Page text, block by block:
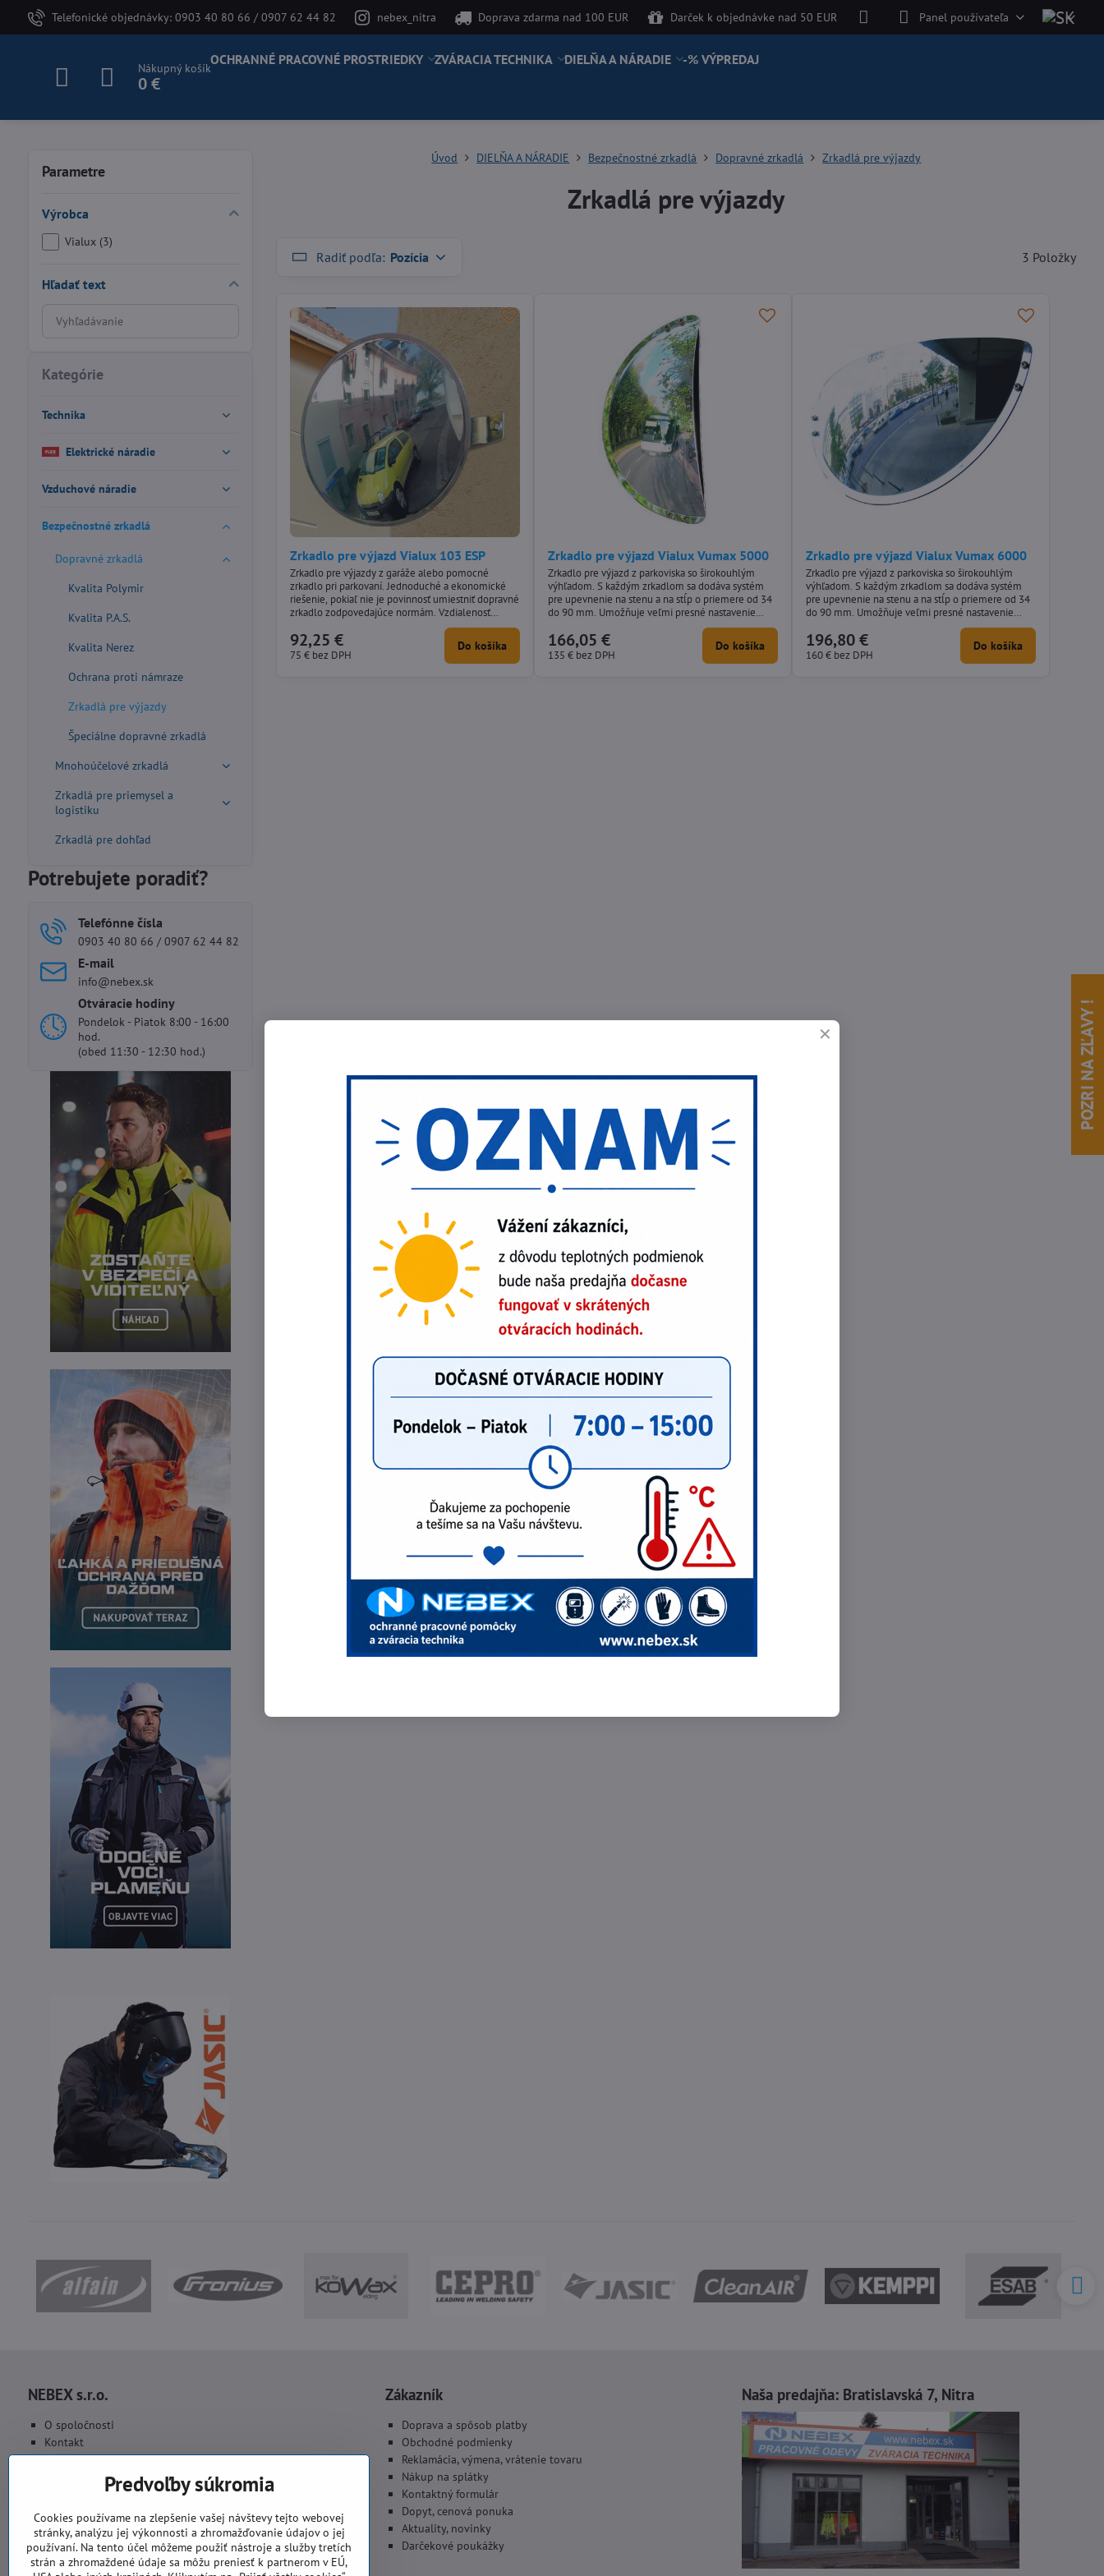
Telefonické objednávky: 0903 40 80 66 / 0907 62 44 82 nebex_nitra Doprava zdarma nad 100 EUR Darček k objednávke nad 50 EUR Panel používateľa
Nákupný košík
0 €
OCHRANNÉ PRACOVNÉ PROSTRIEDKY ZVÁRACIA TECHNIKA DIELŇA A NÁRADIE -% VÝPREDAJ
Úvod DIELŇA A NÁRADIE Bezpečnostné zrkadlá Dopravné zrkadlá Zrkadlá pre výjazdy
Zrkadlá pre výjazdy
Radiť podľa: Pozícia 3 Položky
Zrkadlo pre výjazd Vialux 103 ESP
Zrkadlo pre výjazdy z garáže alebo pomocné
zrkadlo pri parkovaní. Jednoduché a ekonomické
riešenie, pokiaľ nie je povinnosť umiestniť dopravné
zrkadlo zodpovedajúce normám. Vzdialenosť
medzi vodičom a zrkadlom bude približne 2 metre.
Zrkadlo je umiestnené pomocou guľového čapu
nastaviteľného do všetkých smerov. Je dodávané so
všetkými súčasťami pre pripevnenie na stenu alebo
92,25 €
75 € bez DPH
Do košíka
Zrkadlo pre výjazd Vialux Vumax 5000
Zrkadlo pre výjazd z parkoviska so širokouhlým
výhľadom. S každým zrkadlom sa dodáva systém
pre upevnenie na stenu a na stĺp o priemere od 34
do 90 mm. Umožňuje veľmi presné nastavenie
166,05 €
135 € bez DPH
Do košíka
Zrkadlo pre výjazd Vialux Vumax 6000
Zrkadlo pre výjazd z parkoviska so širokouhlým
výhľadom. S každým zrkadlom sa dodáva systém
pre upevnenie na stenu a na stĺp o priemere od 34
do 90 mm. Umožňuje veľmi presné nastavenie
196,80 €
160 € bez DPH
Do košíka
Parametre
Výrobca
Vialux (3)
Hľadať text
Prehľadať
výsledky
fulltextom
Potrebujete poradiť?
Telefónne čísla
0903 40 80 66 / 0907 62 44 82
E-mail
info@nebex.sk
Otváracie hodiny
Pondelok - Piatok 8:00 - 16:00
hod.
(obed 11:30 - 12:30 hod.)
Kategórie
Technika
Elektrické náradie
Vzduchové náradie
Bezpečnostné zrkadlá
Dopravné zrkadlá
Kvalita Polymir
Kvalita P.A.S.
Kvalita Nerez
Ochrana proti námraze
Zrkadlá pre výjazdy
Špeciálne dopravné zrkadlá
Mnohoúčelové zrkadlá
Zrkadlá pre priemysel a
logistiku
Zrkadlá pre dohľad
NEBEX s.r.o.
O spoločnosti
Kontakt
Fakturačné údaje
POZRI NA ZĽAVY !
Zákazník
Doprava a spôsob platby
Obchodné podmienky
Reklamácia, výmena, vrátenie tovaru
Nákup na splátky
Kontaktný formulár
Dopyt, cenová ponuka
Aktuality, novinky
Darčekové poukážky
Naša predajňa: Bratislavská 7, Nitra
Predvoľby súkromia
Cookies používame na zlepšenie vašej návštevy tejto webovej
stránky, analýzu jej výkonnosti a zhromažďovanie údajov o jej
používaní. Na tento účel môžeme použiť nástroje a služby tretích
strán a zhromaždené údaje sa môžu preniesť k partnerom v EÚ,